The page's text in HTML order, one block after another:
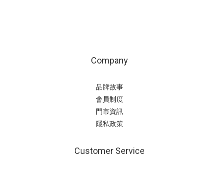
Company
品牌故事
會員制度
門市資訊
隱私政策
Customer Service